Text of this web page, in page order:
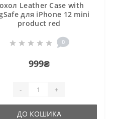
Leather Case with
для iPhone 12 mini
product red
0
999₴
- +
ДО КОШИКА